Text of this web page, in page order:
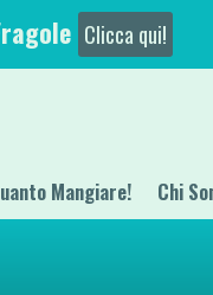
Clicca qui!
Mangiare! Chi